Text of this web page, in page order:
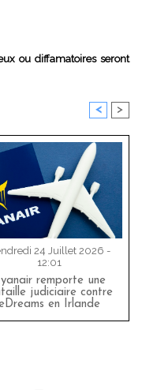
ou diffamatoires seront
< >
24 Juillet 2026 -
12:01
remporte une
judiciaire contre
en Irlande